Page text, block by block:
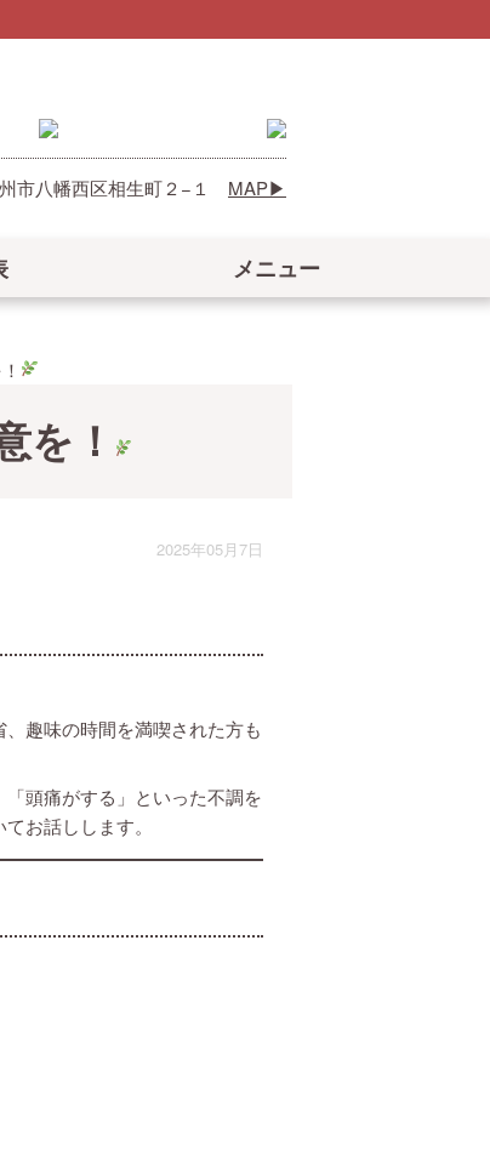
市八幡西区相生町２−１ MAP
メニュー
を！
2025年05月7日
趣味の時間を満喫された方も
頭痛がする」といった不調を
お話しします。